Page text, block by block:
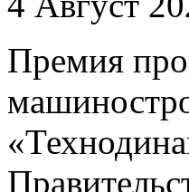
Премия